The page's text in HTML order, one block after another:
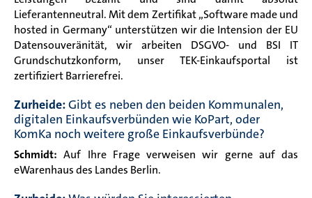
Lieferantenneutral. Mit dem Zertifikat „Software made und
hosted in Germany“ unterstützen wir die Intension der EU
Datensouveränität, wir arbeiten DSGVO- und BSI IT
Grundschutzkonform, unser TEK-Einkaufsportal ist
zertifiziert Barrierefrei.
Zurheide:Gibt es neben den beiden Kommunalen,
digitalen Einkaufsverbünden wie KoPart, oder
KomKa noch weitere große Einkaufsverbünde?
Schmidt: Auf Ihre Frage verweisen wir gerne auf das
eWarenhaus des Landes Berlin.